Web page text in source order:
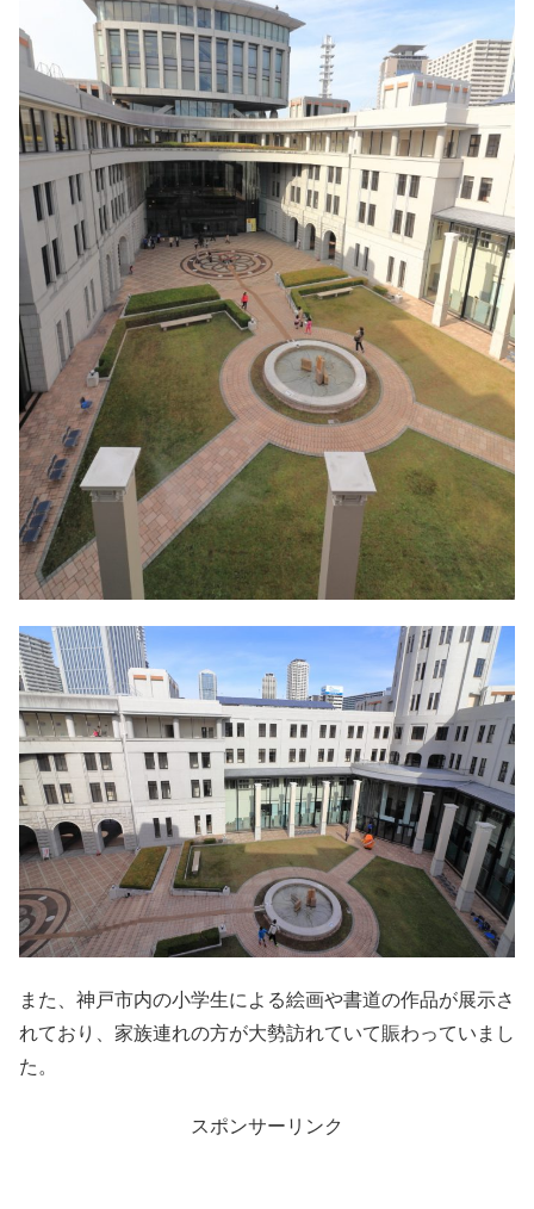
また、神戸市内の小学生による絵画や書道の作品が展示さ
れており、家族連れの方が大勢訪れていて賑わっていまし
た。
スポンサーリンク